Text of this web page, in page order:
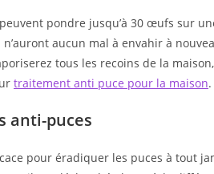
pondre jusqu’à 30 œufs sur
aucun mal à envahir à
tous les recoins de la
traitement anti puce pour la maison.
anti-puces
pour éradiquer les puces à tout